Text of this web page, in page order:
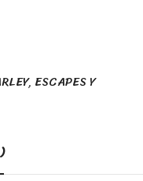
, ESCAPES Y